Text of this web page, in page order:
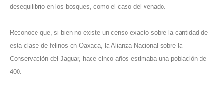
desequilibrio en los bosques, como el caso del venado.
Reconoce que, si bien no existe un censo exacto sobre la cantidad de
esta clase de felinos en Oaxaca, la Alianza Nacional sobre la
Conservación del Jaguar, hace cinco años estimaba una población de
400.